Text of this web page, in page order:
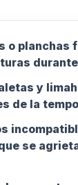
o planchas
y
de la
se